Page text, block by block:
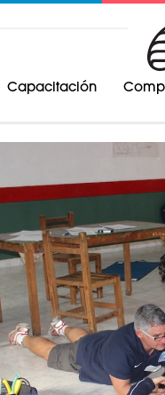
Capacitación